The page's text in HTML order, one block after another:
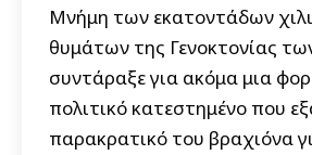
Μνήμη των εκατοντάδων
θυμάτων της Γενοκτονίας
συντάραξε για ακόμα μια
πολιτικό κατεστημένο που
παρακρατικό του βραχιόνα